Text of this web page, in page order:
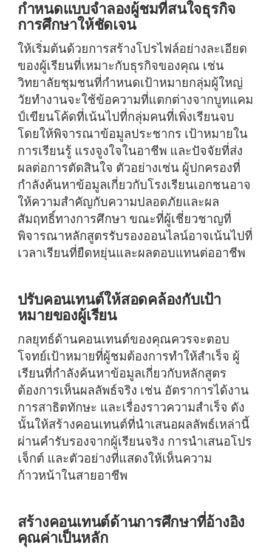
กำหนดแบบจำลองผู้ชมที่สนใจธุรกิจ
การศึกษาให้ชัดเจน
ให้เริ่มต้นด้วยการสร้างโปรไฟล์อย่างละเอียด
ของผู้เรียนที่เหมาะกับธุรกิจของคุณ เช่น
วิทยาลัยชุมชนที่กำหนดเป้าหมายกลุ่มผู้ใหญ่
วัยทำงานจะใช้ข้อความที่แตกต่างจากบูทแคม
ป์เขียนโค้ดที่เน้นไปที่กลุ่มคนที่เพิ่งเรียนจบ
โดยให้พิจารณาข้อมูลประชากร เป้าหมายใน
การเรียนรู้ แรงจูงใจในอาชีพ และปัจจัยที่ส่ง
ผลต่อการตัดสินใจ ตัวอย่างเช่น ผู้ปกครองที่
กำลังค้นหาข้อมูลเกี่ยวกับโรงเรียนเอกชนอาจ
ให้ความสำคัญกับความปลอดภัยและผล
สัมฤทธิ์ทางการศึกษา ขณะที่ผู้เชี่ยวชาญที่
พิจารณาหลักสูตรรับรองออนไลน์อาจเน้นไปที่
เวลาเรียนที่ยืดหยุ่นและผลตอบแทนต่ออาชีพ
ปรับคอนเทนต์ให้สอดคล้องกับเป้า
หมายของผู้เรียน
กลยุทธ์ด้านคอนเทนต์ของคุณควรจะตอบ
โจทย์เป้าหมายที่ผู้ชมต้องการทำให้สำเร็จ ผู้
เรียนที่กำลังค้นหาข้อมูลเกี่ยวกับหลักสูตร
ต้องการเห็นผลลัพธ์จริง เช่น อัตราการได้งาน
การสาธิตทักษะ และเรื่องราวความสำเร็จ ดัง
นั้นให้สร้างคอนเทนต์ที่นำเสนอผลลัพธ์เหล่านี้
ผ่านคำรับรองจากผู้เรียนจริง การนำเสนอโปร
เจ็กต์ และตัวอย่างที่แสดงให้เห็นความ
ก้าวหน้าในสายอาชีพ
สร้างคอนเทนต์ด้านการศึกษาที่อ้างอิง
คุณค่าเป็นหลัก